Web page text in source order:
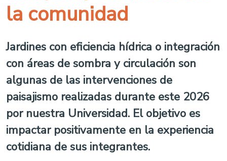
la comunidad
Jardines con eficiencia hídrica o integración
con áreas de sombra y circulación son
algunas de las intervenciones de
paisajismo realizadas durante este 2026
por nuestra Universidad. El objetivo es
impactar positivamente en la experiencia
cotidiana de sus integrantes.